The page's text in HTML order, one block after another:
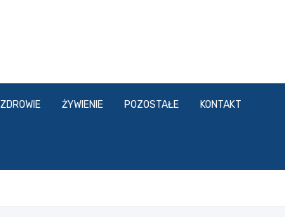
ZDROWIE ŻYWIENIE POZOSTAŁE KONTAKT